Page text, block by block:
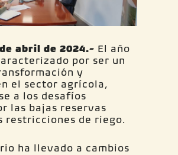
abril de 2024.- El año
por ser un
y
el sector agrícola,
a los desafíos
las bajas reservas
restricciones de riego.
ha llevado a cambios